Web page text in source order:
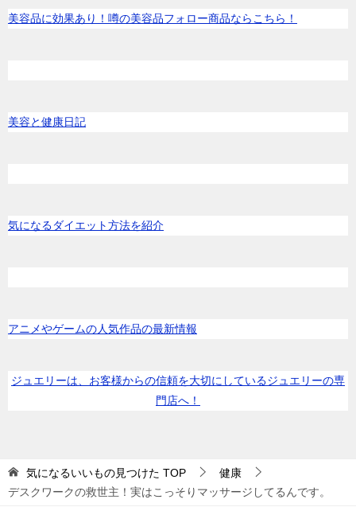
美容品に効果あり！噂の美容品フォロー商品ならこちら！
美容と健康日記
気になるダイエット方法を紹介
アニメやゲームの人気作品の最新情報
ジュエリーは、お客様からの信頼を大切にしているジュエリーの専
門店へ！
気になるいいもの見つけた TOP
健康
デスクワークの救世主！実はこっそりマッサージしてるんです。